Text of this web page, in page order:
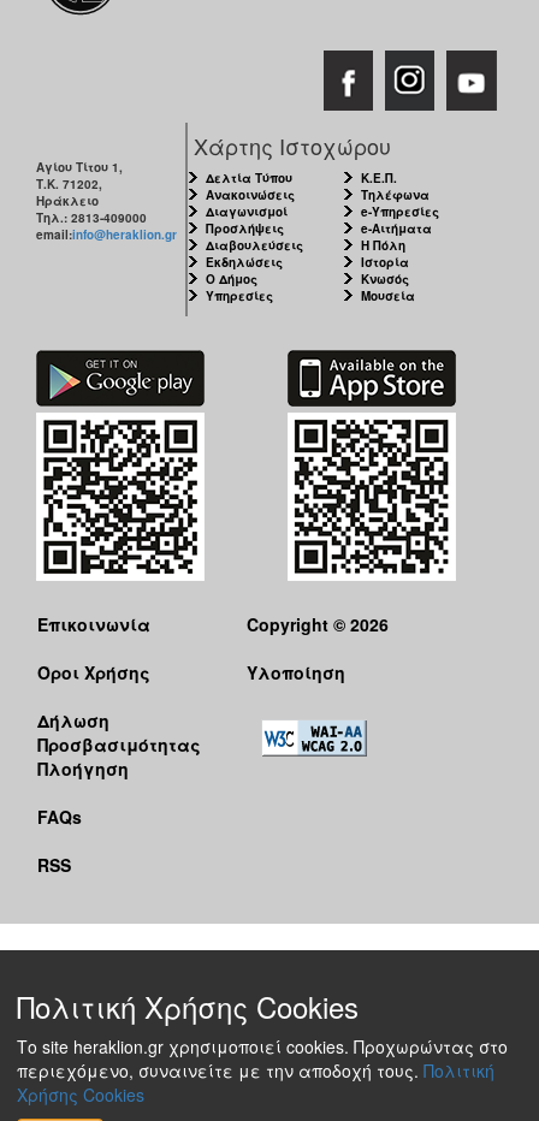
Αγίου Τίτου 1,
Τ.Κ. 71202,
Ηράκλειο
Τηλ.: 2813-409000
email:info@heraklion.gr
Χάρτης Ιστοχώρου
Δελτία Τύπου
Ανακοινώσεις
Διαγωνισμοί
Προσλήψεις
Διαβουλεύσεις
Εκδηλώσεις
Ο Δήμος
Υπηρεσίες
Κ.Ε.Π.
Τηλέφωνα
e-Υπηρεσίες
e-Αιτήματα
Η Πόλη
Ιστορία
Κνωσός
Μουσεία
Επικοινωνία
Όροι Χρήσης
Δήλωση
Προσβασιμότητας
Πλοήγηση
FAQs
RSS
Copyright © 2026
Υλοποίηση
Πολιτική Χρήσης Cookies
Το site heraklion.gr χρησιμοποιεί cookies. Προχωρώντας στο
περιεχόμενο, συναινείτε με την αποδοχή τους. Πολιτική
Χρήσης Cookies